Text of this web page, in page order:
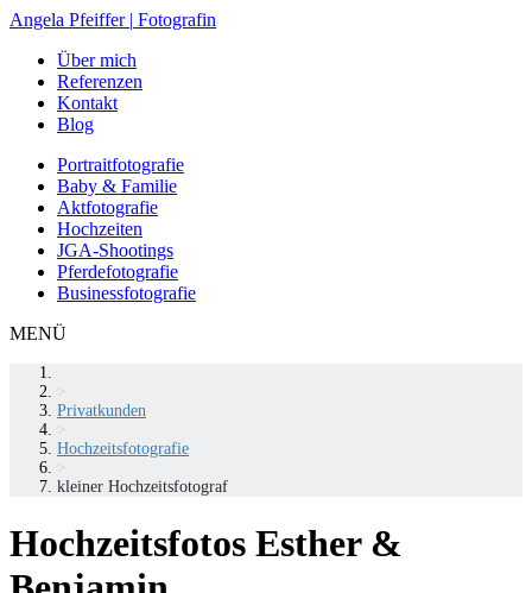
Zum
springen
Angela Pfeiffer | Fotografin
Über mich
Referenzen
Kontakt
Blog
Portraitfotografie
Baby & Familie
Aktfotografie
Hochzeiten
JGA-Shootings
Pferdefotografie
Businessfotografie
MENÜ
>
Privatkunden
>
Hochzeitsfotografie
>
kleiner Hochzeitsfotograf
Hochzeitsfotos Esther &